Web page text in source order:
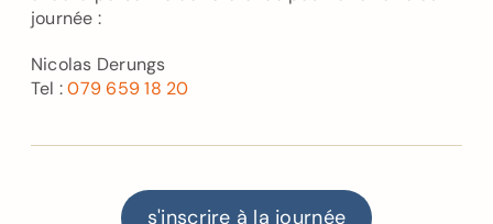
journée :
Nicolas Derungs
Tel :079 659 18 20
s'inscrire à la journée